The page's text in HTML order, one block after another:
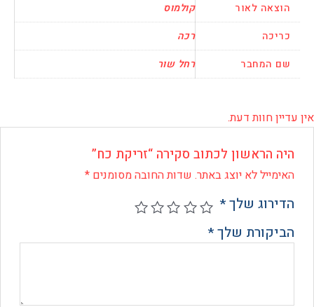
לאור
המחבר
רחל שור
חוות דעת.
הראשון לכתוב סקירה “זריקת כח”
לא יוצג באתר.שדות החובה מסומנים*
שלך*
שלך*